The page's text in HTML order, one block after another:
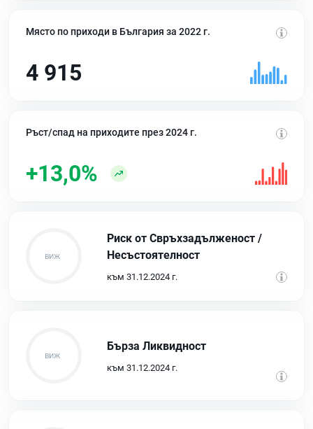
Място по приходи в България за 2022 г.
4 915
Ръст/спад на приходите през 2024 г.
+13,0%
Риск от Свръхзадълженост /
Несъстоятелност
към 31.12.2024 г.
Бърза Ликвидност
към 31.12.2024 г.